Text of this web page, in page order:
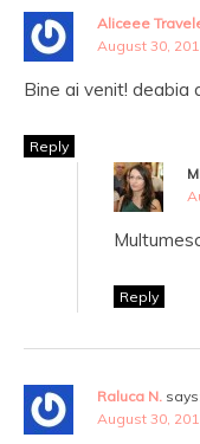
Aliceee
August 30,
Bine ai venit! deabia
Reply
Reply
Raluca N. says:
August 30,